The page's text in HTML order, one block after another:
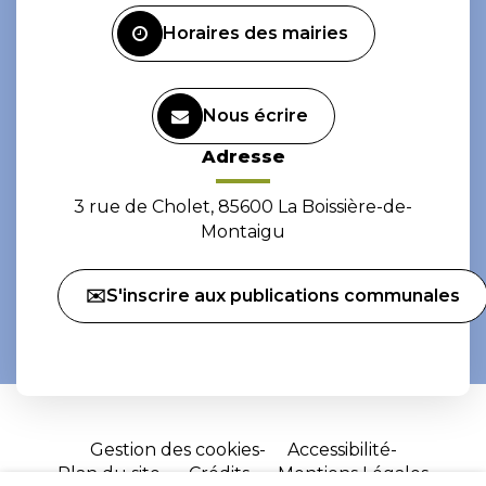
Horaires des mairies
Nous écrire
Adresse
3 rue de Cholet, 85600 La Boissière-de-
Montaigu
✉️S'inscrire aux publications communales
Gestion des cookies
Accessibilité
Plan du site
Crédits Mentions Légales